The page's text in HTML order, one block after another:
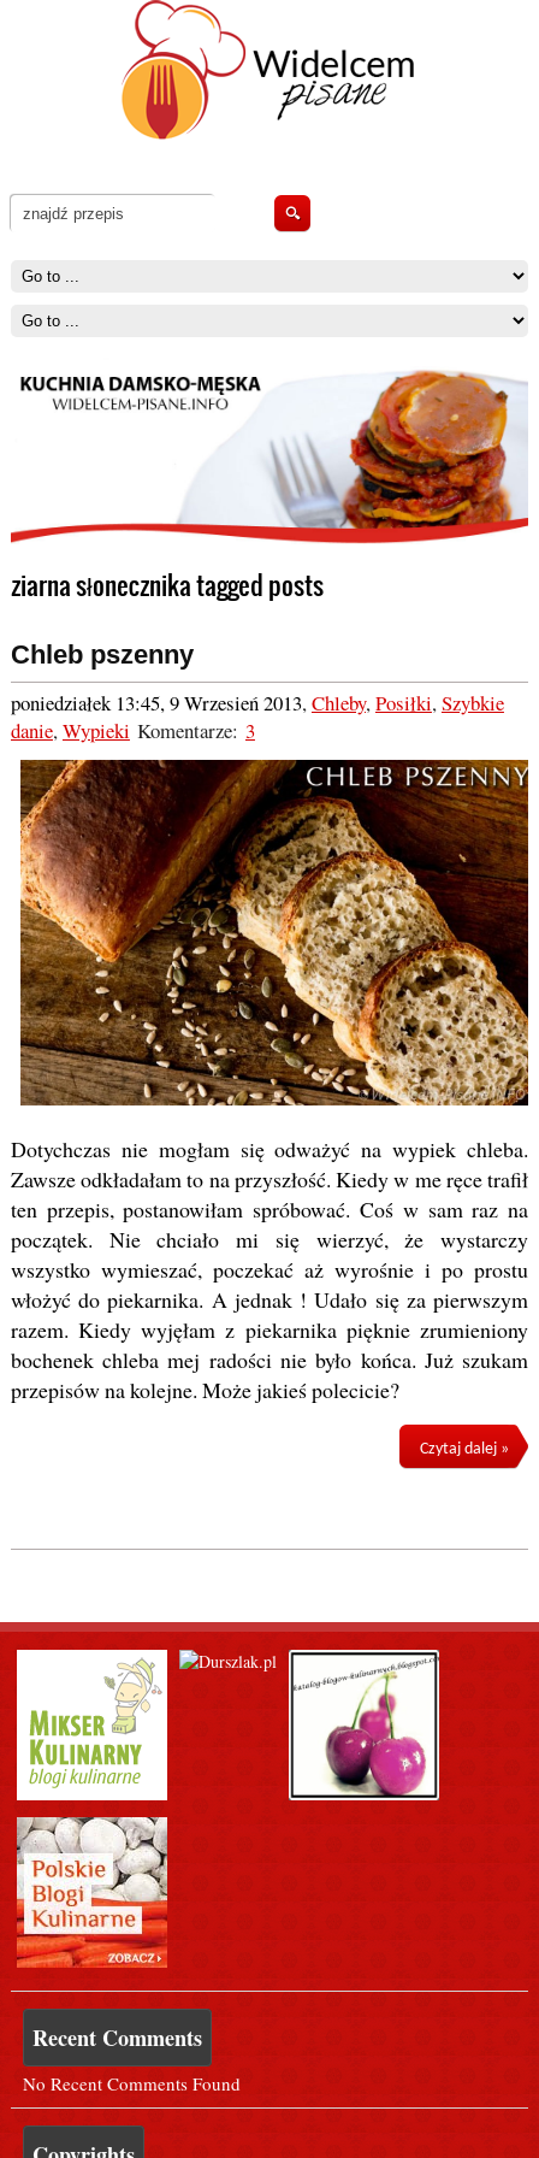
ziarna słonecznika tagged posts
Chleb pszenny
poniedziałek 13:45, 9 Wrzesień 2013,Chleby,Posiłki,Szybkie
danie,Wypieki Komentarze: 3
Dotychczas nie mogłam się odważyć na wypiek chleba.
Zawsze odkładałam to na przyszłość. Kiedy w me ręce trafił
ten przepis, postanowiłam spróbować. Coś w sam raz na
początek. Nie chciało mi się wierzyć, że wystarczy
wszystko wymieszać, poczekać aż wyrośnie i po prostu
włożyć do piekarnika. A jednak ! Udało się za pierwszym
razem. Kiedy wyjęłam z piekarnika pięknie zrumieniony
bochenek chleba mej radości nie było końca. Już szukam
przepisów na kolejne. Może jakieś polecicie?
Czytaj dalej »
Recent Comments
No Recent Comments Found